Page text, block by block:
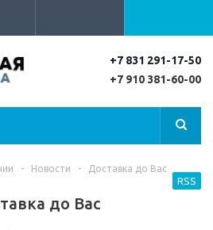
+7 831 291-17-50
+7 910 381-60-00
- Новости - Доставка до Вас
до Вас
RSS